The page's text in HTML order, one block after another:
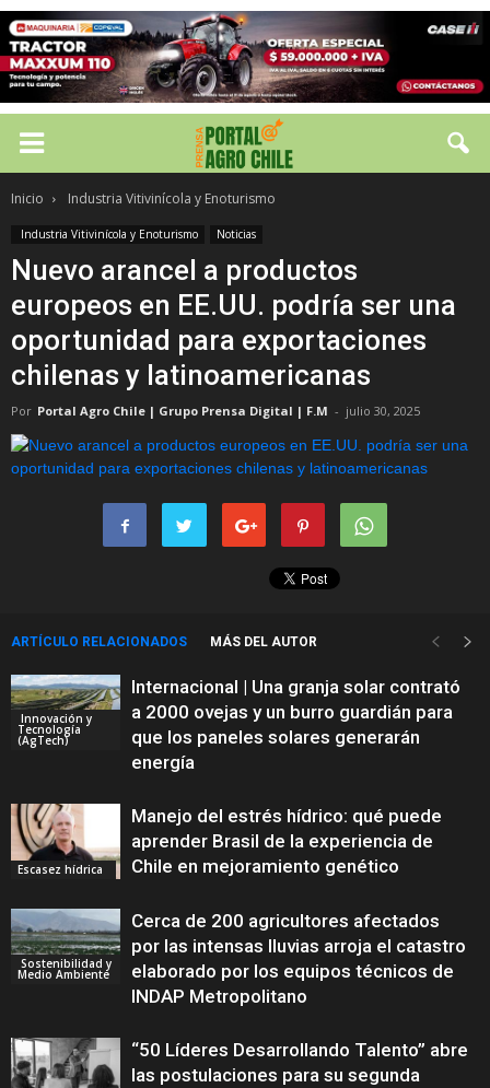
Inicio Industria Vitivinícola y Enoturismo
Industria Vitivinícola y Enoturismo Noticias
Nuevo arancel a productos
europeos en EE.UU. podría ser una
oportunidad para exportaciones
chilenas y latinoamericanas
Por Portal Agro Chile | Grupo Prensa Digital | F.M - julio 30, 2025
ARTÍCULO RELACIONADOS MÁS DEL AUTOR
Innovación y
Tecnología
(AgTech)
Internacional | Una granja solar contrató
a 2000 ovejas y un burro guardián para
que los paneles solares generarán
energía
Escasez hídrica
Manejo del estrés hídrico: qué puede
aprender Brasil de la experiencia de
Chile en mejoramiento genético
Sostenibilidad y
Medio Ambiente
Cerca de 200 agricultores afectados
por las intensas lluvias arroja el catastro
elaborado por los equipos técnicos de
INDAP Metropolitano
“50 Líderes Desarrollando Talento” abre
las postulaciones para su segunda